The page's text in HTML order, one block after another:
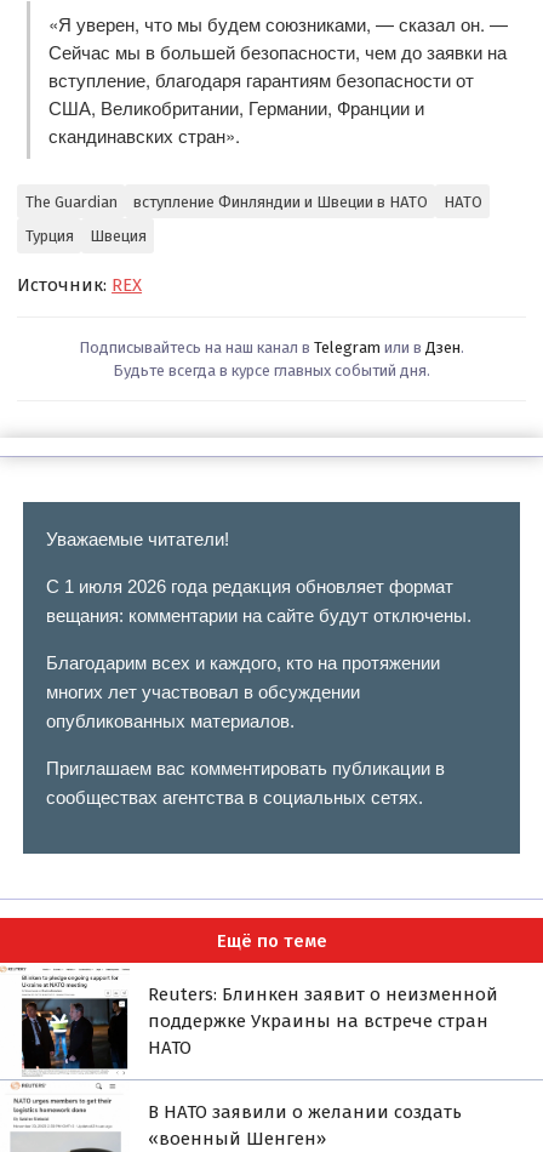
«Я уверен, что мы будем союзниками, — сказал он. —
Сейчас мы в большей безопасности, чем до заявки на
вступление, благодаря гарантиям безопасности от
США, Великобритании, Германии, Франции и
скандинавских стран».
The Guardian вступление Финляндии и Швеции в НАТО
НАТО
Турция
Швеция
Источник: REX
Подписывайтесь на наш канал в Telegram или в Дзен.
Будьте всегда в курсе главных событий дня.
Уважаемые читатели!
С 1 июля 2026 года редакция обновляет формат
вещания: комментарии на сайте будут отключены.
Благодарим всех и каждого, кто на протяжении
многих лет участвовал в обсуждении
опубликованных материалов.
Приглашаем вас комментировать публикации в
сообществах агентства в социальных сетях.
Ещё по теме
Reuters: Блинкен заявит о неизменной
поддержке Украины на встрече стран
НАТО
В НАТО заявили о желании создать
«военный Шенген»